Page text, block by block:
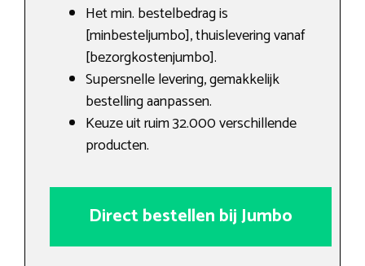
Het min. bestelbedrag is
[minbesteljumbo], thuislevering vanaf
[bezorgkostenjumbo].
Supersnelle levering, gemakkelijk
bestelling aanpassen.
Keuze uit ruim 32.000 verschillende
producten.
Direct bestellen bij Jumbo